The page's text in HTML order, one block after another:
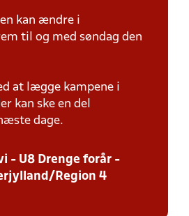
kan ændre i
til og med søndag den
at lægge kampene i
kan ske en del
dage.
- U8 Drenge forår -
Region 4